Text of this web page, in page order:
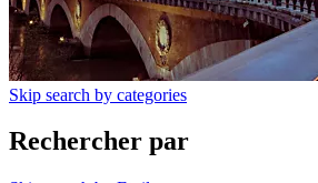
Skip search by categories
Rechercher par